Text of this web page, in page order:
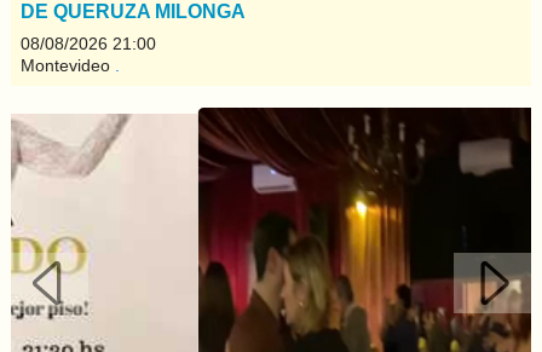
DE QUERUZA MILONGA
08/08/2026 21:00
Montevideo
Anterior